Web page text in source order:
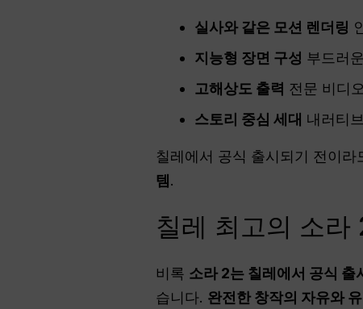
실사와 같은 모션 렌더링
지능형 장면 구성 부드러
고해상도 출력 전문 비디
스토리 중심 세대 내러티
칠레에서 공식 출시되기 전이
템 .
칠레 최고의 소라
비록 소라 2는 칠레에서 공식 출
습니다. 완전한 창작의 자유와